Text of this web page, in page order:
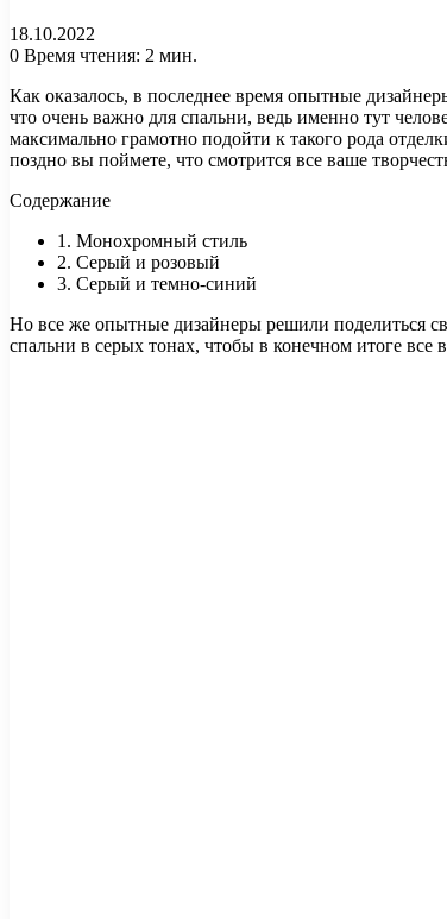
18.10.2022
0 Время чтения: 2 мин.
Как оказалось, в последнее время опытные
что очень важно для спальни, ведь именно тут
максимально грамотно подойти к такого рода
поздно вы поймете, что смотрится все ваше
Содержание
1. Монохромный стиль
2. Серый и розовый
3. Серый и темно-синий
Но все же опытные дизайнеры решили поделиться
спальни в серых тонах, чтобы в конечном итоге все